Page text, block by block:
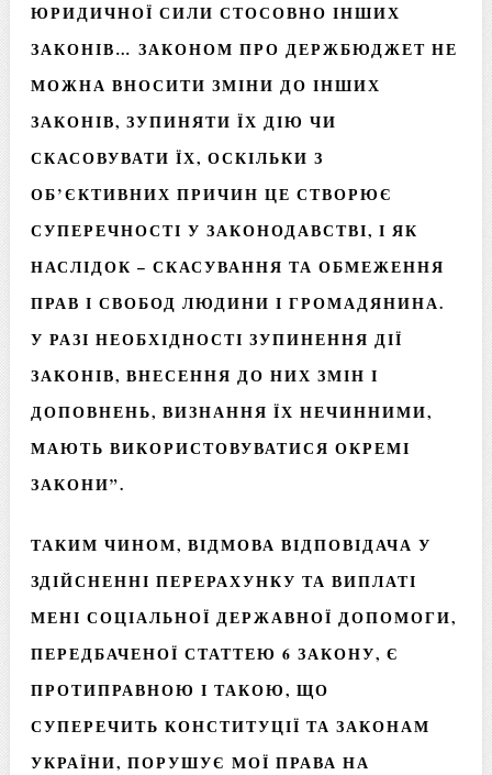
ЮРИДИЧНОЇ СИЛИ СТОСОВНО ІНШИХ
ЗАКОНІВ… ЗАКОНОМ ПРО ДЕРЖБЮДЖЕТ НЕ
МОЖНА ВНОСИТИ ЗМІНИ ДО ІНШИХ
ЗАКОНІВ, ЗУПИНЯТИ ЇХ ДІЮ ЧИ
СКАСОВУВАТИ ЇХ, ОСКІЛЬКИ З
ОБ’ЄКТИВНИХ ПРИЧИН ЦЕ СТВОРЮЄ
СУПЕРЕЧНОСТІ У ЗАКОНОДАВСТВІ, І ЯК
НАСЛІДОК – СКАСУВАННЯ ТА ОБМЕЖЕННЯ
ПРАВ І СВОБОД ЛЮДИНИ І ГРОМАДЯНИНА.
У РАЗІ НЕОБХІДНОСТІ ЗУПИНЕННЯ ДІЇ
ЗАКОНІВ, ВНЕСЕННЯ ДО НИХ ЗМІН І
ДОПОВНЕНЬ, ВИЗНАННЯ ЇХ НЕЧИННИМИ,
МАЮТЬ ВИКОРИСТОВУВАТИСЯ ОКРЕМІ
ЗАКОНИ”.
ТАКИМ ЧИНОМ, ВІДМОВА ВІДПОВІДАЧА У
ЗДІЙСНЕННІ ПЕРЕРАХУНКУ ТА ВИПЛАТІ
МЕНІ СОЦІАЛЬНОЇ ДЕРЖАВНОЇ ДОПОМОГИ,
ПЕРЕДБАЧЕНОЇ СТАТТЕЮ 6 ЗАКОНУ, Є
ПРОТИПРАВНОЮ І ТАКОЮ, ЩО
СУПЕРЕЧИТЬ КОНСТИТУЦІЇ ТА ЗАКОНАМ
УКРАЇНИ, ПОРУШУЄ МОЇ ПРАВА НА